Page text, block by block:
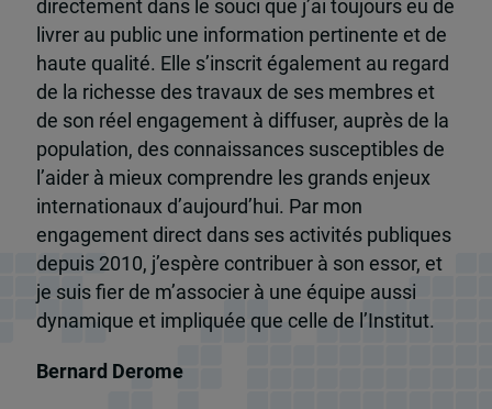
directement dans le souci que j’ai toujours eu de
livrer au public une information pertinente et de
haute qualité. Elle s’inscrit également au regard
de la richesse des travaux de ses membres et
de son réel engagement à diffuser, auprès de la
population, des connaissances susceptibles de
l’aider à mieux comprendre les grands enjeux
internationaux d’aujourd’hui. Par mon
engagement direct dans ses activités publiques
depuis 2010, j’espère contribuer à son essor, et
je suis fier de m’associer à une équipe aussi
dynamique et impliquée que celle de l’Institut.
Bernard Derome